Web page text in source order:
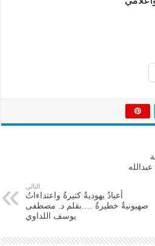
التالي
أعيادٌ يهوديةٌ كثيرةٌ واعتداءاتٌ
صهيونيةٌ خطيرةٌ ….بقلم د. مصطفى
يوسف اللداوي